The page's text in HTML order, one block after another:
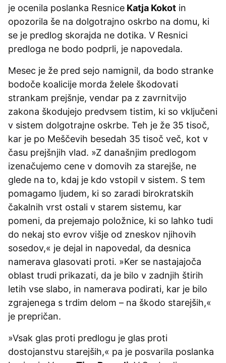
je ocenila poslanka Resnice Katja Kokot in
opozorila še na dolgotrajno oskrbo na domu, ki
se je predlog skorajda ne dotika. V Resnici
predloga ne bodo podprli, je napovedala.
Mesec je že pred sejo namignil, da bodo stranke
bodoče koalicije morda želele škodovati
strankam prejšnje, vendar pa z zavrnitvijo
zakona škodujejo predvsem tistim, ki so vključeni
v sistem dolgotrajne oskrbe. Teh je že 35 tisoč,
kar je po Meščevih besedah 35 tisoč več, kot v
času prejšnjih vlad. »Z današnjim predlogom
izenačujemo cene v domovih za starejše, ne
glede na to, kdaj je kdo vstopil v sistem. S tem
pomagamo ljudem, ki so zaradi birokratskih
čakalnih vrst ostali v starem sistemu, kar
pomeni, da prejemajo položnice, ki so lahko tudi
do nekaj sto evrov višje od zneskov njihovih
sosedov,« je dejal in napovedal, da desnica
namerava glasovati proti. »Ker se nastajajoča
oblast trudi prikazati, da je bilo v zadnjih štirih
letih vse slabo, in namerava podirati, kar je bilo
zgrajenega s trdim delom – na škodo starejših,«
je prepričan.
»Vsak glas proti predlogu je glas proti
dostojanstvu starejših,« pa je posvarila poslanka